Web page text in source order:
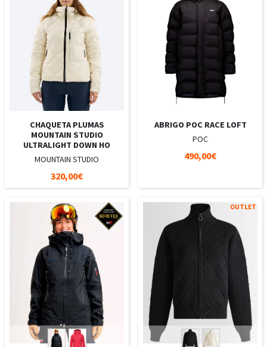
CHAQUETA PLUMAS
MOUNTAIN STUDIO
ULTRALIGHT DOWN HO
MOUNTAIN STUDIO
320,00€
ABRIGO POC RACE LOFT
POC
490,00€
OUTLET